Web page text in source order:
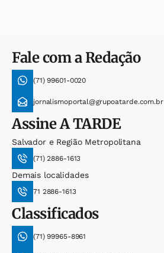
Fale com a Redação
(71) 99601-0020
jornalismoportal@grupoatarde.com.br
AssineA TARDE
Salvador e Região Metropolitana
(71) 2886-1613
Demais localidades
71 2886-1613
Classificados
(71) 99965-8961